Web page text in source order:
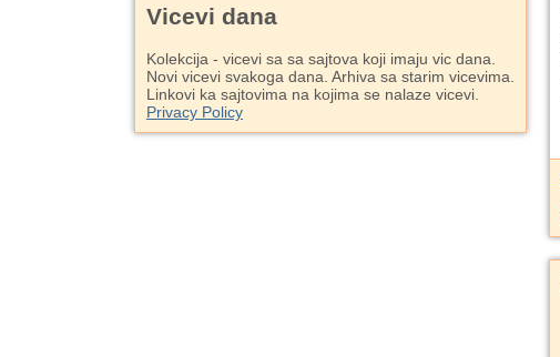
Vicevi dana
Kolekcija - vicevi sa sa sajtova koji imaju vic dana.
Novi vicevi svakoga dana. Arhiva sa starim vicevima.
Linkovi ka sajtovima na kojima se nalaze vicevi.
Privacy Policy